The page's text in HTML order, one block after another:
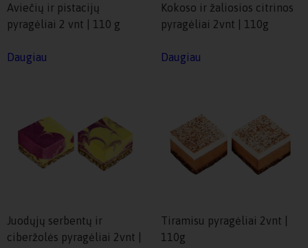
Aviečių ir pistacijų
pyragėliai 2 vnt | 110 g
Daugiau
Kokoso ir žaliosios citrinos
pyragėliai 2vnt | 110g
Daugiau
Juodųjų serbentų ir
ciberžolės pyragėliai 2vnt |
Tiramisu pyragėliai 2vnt |
110g